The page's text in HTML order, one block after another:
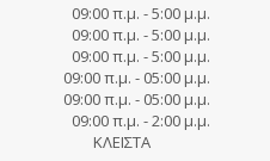
09:00 π.μ. - 5:00 μ.μ.
09:00 π.μ. - 5:00 μ.μ.
09:00 π.μ. - 5:00 μ.μ.
09:00 π.μ. - 05:00 μ.μ.
09:00 π.μ. - 05:00 μ.μ.
09:00 π.μ. - 2:00 μ.μ.
ΚΛΕΙΣΤΑ